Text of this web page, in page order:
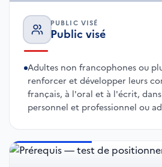
PUBLIC VISÉ
Public visé
Adultes non francophones ou
renforcer et développer leurs
français, à l'oral et à l'écrit,
personnel et professionnel ou